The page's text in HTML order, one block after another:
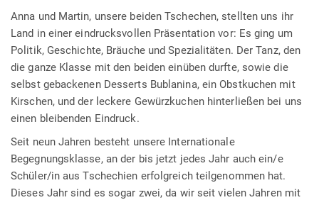
Anna und Martin, unsere beiden Tschechen, stellten uns ihr
Land in einer eindrucksvollen Präsentation vor: Es ging um
Politik, Geschichte, Bräuche und Spezialitäten. Der Tanz, den
die ganze Klasse mit den beiden einüben durfte, sowie die
selbst gebackenen Desserts Bublanina, ein Obstkuchen mit
Kirschen, und der leckere Gewürzkuchen hinterließen bei uns
einen bleibenden Eindruck.
Seit neun Jahren besteht unsere Internationale
Begegnungsklasse, an der bis jetzt jedes Jahr auch ein/e
Schüler/in aus Tschechien erfolgreich teilgenommen hat.
Dieses Jahr sind es sogar zwei, da wir seit vielen Jahren mit